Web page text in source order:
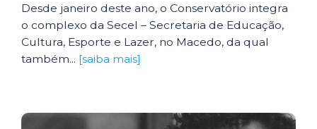
Desde janeiro deste ano, o Conservatório integra
o complexo da Secel – Secretaria de Educação,
Cultura, Esporte e Lazer, no Macedo, da qual
também... [saiba mais]